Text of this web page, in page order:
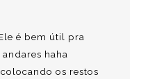
é bem útil pra
haha
os restos